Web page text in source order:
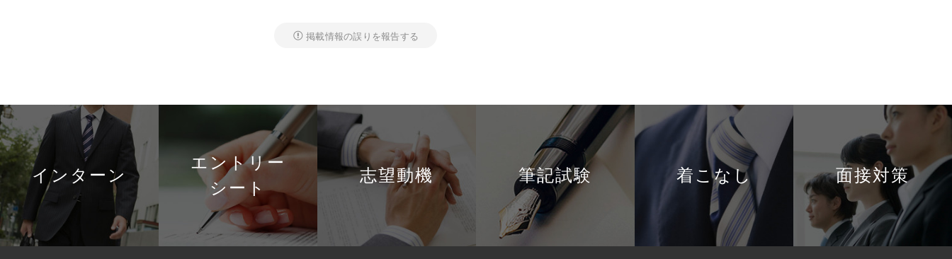
掲載情報の誤りを報告する
インターン
エントリー
シート
志望動機 筆記試験 着こなし 面接対策